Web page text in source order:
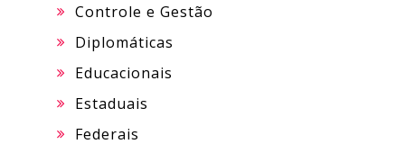
Controle e Gestão
Diplomáticas
Educacionais
Estaduais
Federais